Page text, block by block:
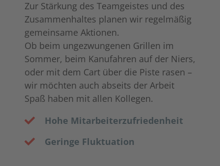
Zur Stärkung des Teamgeistes und des
Zusammenhaltes planen wir regelmäßig
gemeinsame Aktionen.
Ob beim ungezwungenen Grillen im
Sommer, beim Kanufahren auf der Niers,
oder mit dem Cart über die Piste rasen –
wir möchten auch abseits der Arbeit
Spaß haben mit allen Kollegen.
Hohe Mitarbeiterzufriedenheit
Geringe Fluktuation